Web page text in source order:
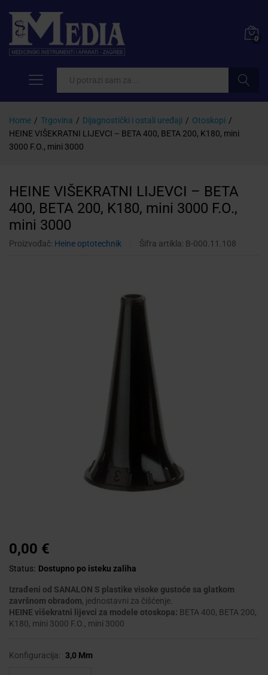
0
Home / Trgovina / Dijagnostički i ostali uređaji / Otoskopi /
HEINE VIŠEKRATNI LIJEVCI – BETA 400, BETA 200, K180, mini
3000 F.O., mini 3000
HEINE VIŠEKRATNI LIJEVCI – BETA
400, BETA 200, K180, mini 3000 F.O.,
mini 3000
Proizvođač: Heine optotechnik Šifra artikla: B-000.11.108
0,00 €
Status: Dostupno po isteku zaliha
Izrađeni od SANALON S plastike visoke gustoće sa glatkom
završnom obradom, jednostavni za čišćenje.
HEINE višekratni lijevci za modele otoskopa: BETA 400, BETA 200,
K180, mini 3000 F.O., mini 3000
Konfiguracija: 3,0 Mm